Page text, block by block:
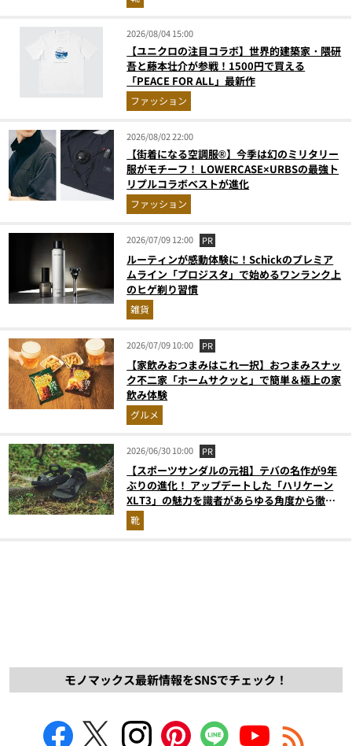
2026/08/04 15:00
【ユニクロの注目コラボ】世界的建築家・隈研
吾と藤本壮介が参戦！1500円で買える
「PEACE FOR ALL」最新作
ファッション
2026/08/02 22:00
【街着になる空調服®】今季は幻のミリタリー
服がモチーフ！ LOWERCASE×URBSの最強ト
リプルコラボベストが進化
ファッション
2026/07/09 12:00 PR
ルーティンが感動体験に！Schickのプレミア
ムライン「プロジスタ」で始めるワンランク上
のヒゲ剃り習慣
雑貨
2026/07/09 10:00 PR
【家飲みおつまみはこれ一択】おつまみスナッ
ク不二家「ホームサクッと」で簡単＆極上の家
飲み体験
グルメ
2026/06/30 10:00 PR
【スポーツサンダルの元祖】テバの名作が9年
ぶりの進化！ アップデートした「ハリケーン
XLT3」の魅力を識者があらゆる角度から徹底
解説！
靴
モノマックス最新情報をSNSでチェック！